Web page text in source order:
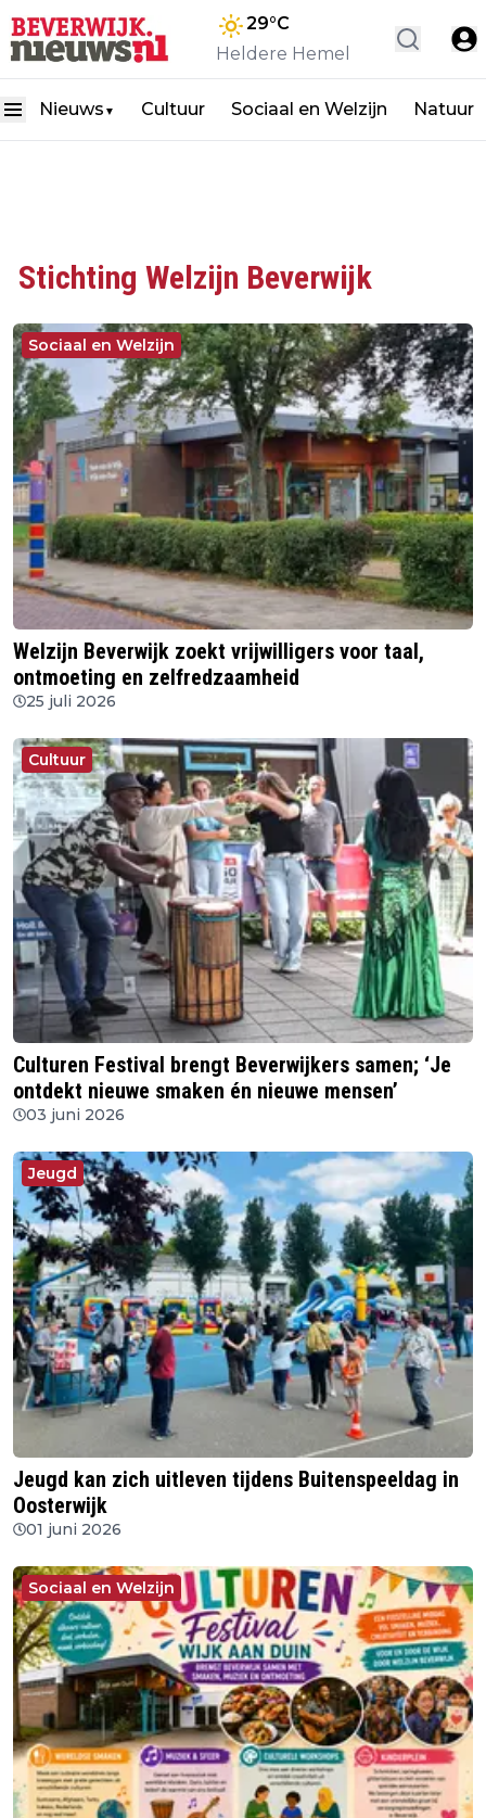
29°C
Heldere Hemel
Nieuws ▼ Cultuur Sociaal en Welzijn Natuur
Stichting Welzijn Beverwijk
Sociaal en Welzijn
Welzijn Beverwijk zoekt vrijwilligers voor taal,
ontmoeting en zelfredzaamheid
25 juli 2026
Cultuur
Culturen Festival brengt Beverwijkers samen; ‘Je
ontdekt nieuwe smaken én nieuwe mensen’
03 juni 2026
Jeugd
Jeugd kan zich uitleven tijdens Buitenspeeldag in
Oosterwijk
01 juni 2026
Sociaal en Welzijn